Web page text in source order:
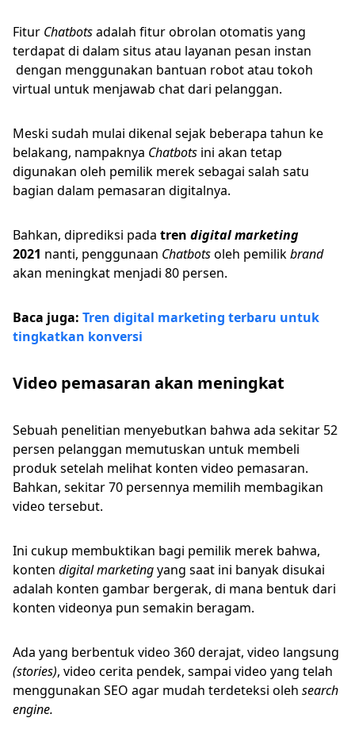
Fitur Chatbotsadalah fitur obrolan otomatis yang
terdapat di dalam situs atau layanan pesan instan
dengan menggunakan bantuan robot atau tokoh
virtual untuk menjawab chat dari pelanggan.
Meski sudah mulai dikenal sejak beberapa tahun ke
belakang, nampaknya Chatbots ini akan tetap
digunakan oleh pemilik merek sebagai salah satu
bagian dalam pemasaran digitalnya.
Bahkan, diprediksi pada tren digital marketing
2021 nanti, penggunaan Chatbotsoleh pemilikbrand
akan meningkat menjadi 80 persen.
Baca juga: Tren digital marketing terbaru untuk
tingkatkan konversi
Video pemasaran akan meningkat
Sebuah penelitian menyebutkan bahwa ada sekitar 52
persen pelanggan memutuskan untuk membeli
produk setelah melihat konten video pemasaran.
Bahkan, sekitar 70 persennya memilih membagikan
video tersebut.
Ini cukup membuktikan bagi pemilik merek bahwa,
konten digital marketingyang saat ini banyak disukai
adalah konten gambar bergerak, di mana bentuk dari
konten videonya pun semakin beragam.
Ada yang berbentuk video 360 derajat, video langsung
(stories), video cerita pendek, sampai video yang telah
menggunakan SEO agar mudah terdeteksi oleh search
engine.